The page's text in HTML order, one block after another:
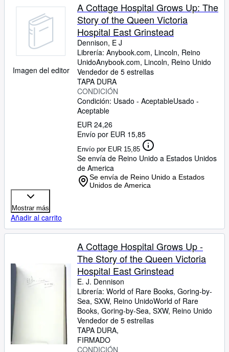
Imagen del editor
A Cottage Hospital Grows Up: The
Story of the Queen Victoria
Hospital East Grinstead
Dennison, E J
Librería: Anybook.com, Lincoln, Reino
UnidoAnybook.com, Lincoln, Reino Unido
Vendedor de 5 estrellas
TAPA DURA
CONDICIÓN
Condición: Usado - AceptableUsado -
Aceptable
EUR 24,26
Envío por EUR 15,85
Envío por EUR 15,85
Se envía de Reino Unido a Estados Unidos
de America
Se envía de Reino Unido a Estados
Unidos de America
Mostrar más
Añadir al carrito
A Cottage Hospital Grows Up -
The Story of the Queen Victoria
Hospital East Grinstead
E. J. Dennison
Librería: World of Rare Books, Goring-by-
Sea, SXW, Reino UnidoWorld of Rare
Books, Goring-by-Sea, SXW, Reino Unido
Vendedor de 5 estrellas
TAPA DURA
FIRMADO
CONDICIÓN